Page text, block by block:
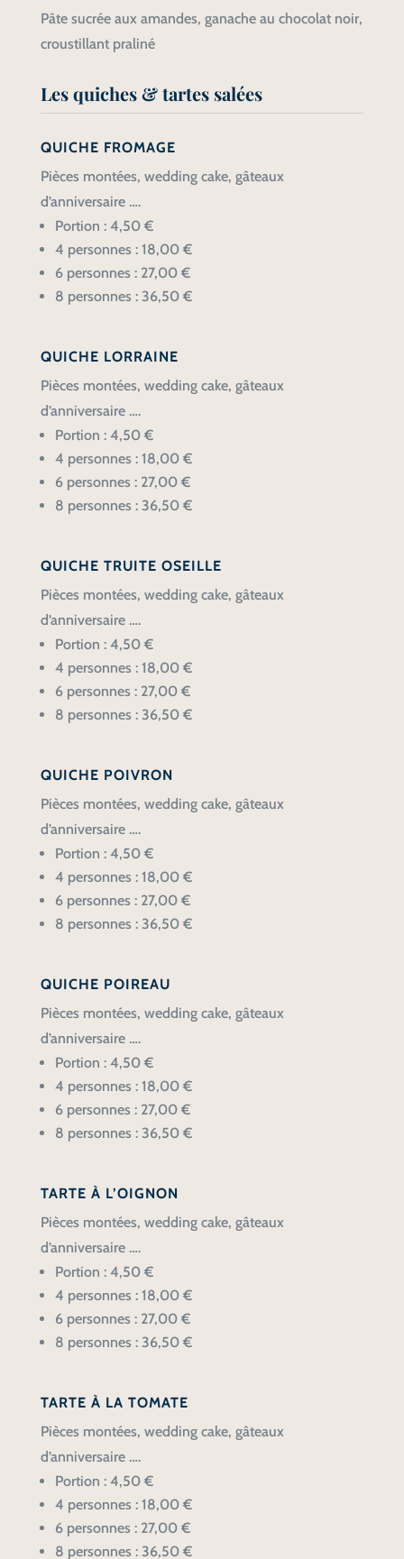
Pâte sucrée aux amandes, ganache au chocolat noir,
croustillant praliné
Les quiches & tartes salées
QUICHE FROMAGE
Pièces montées, wedding cake, gâteaux
d’anniversaire ….
Portion : 4,50 €
4 personnes : 18,00 €
6 personnes : 27,00 €
8 personnes : 36,50 €
QUICHE LORRAINE
Pièces montées, wedding cake, gâteaux
d’anniversaire ….
Portion : 4,50 €
4 personnes : 18,00 €
6 personnes : 27,00 €
8 personnes : 36,50 €
QUICHE TRUITE OSEILLE
Pièces montées, wedding cake, gâteaux
d’anniversaire ….
Portion : 4,50 €
4 personnes : 18,00 €
6 personnes : 27,00 €
8 personnes : 36,50 €
QUICHE POIVRON
Pièces montées, wedding cake, gâteaux
d’anniversaire ….
Portion : 4,50 €
4 personnes : 18,00 €
6 personnes : 27,00 €
8 personnes : 36,50 €
QUICHE POIREAU
Pièces montées, wedding cake, gâteaux
d’anniversaire ….
Portion : 4,50 €
4 personnes : 18,00 €
6 personnes : 27,00 €
8 personnes : 36,50 €
TARTE À L’OIGNON
Pièces montées, wedding cake, gâteaux
d’anniversaire ….
Portion : 4,50 €
4 personnes : 18,00 €
6 personnes : 27,00 €
8 personnes : 36,50 €
TARTE À LA TOMATE
Pièces montées, wedding cake, gâteaux
d’anniversaire ….
Portion : 4,50 €
4 personnes : 18,00 €
6 personnes : 27,00 €
8 personnes : 36,50 €